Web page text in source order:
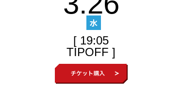
水
[ 19:05
TIPOFF ]